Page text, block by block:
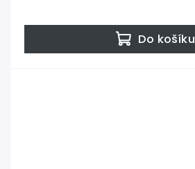
Do košíku